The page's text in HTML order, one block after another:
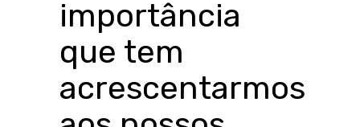
importância
que tem
acrescentarmos